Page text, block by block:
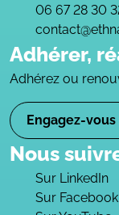
06 67 28 30
Adhérer,
Adhérez ou
Engagez-
Nous
Sur LinkedIn
Sur Facebook